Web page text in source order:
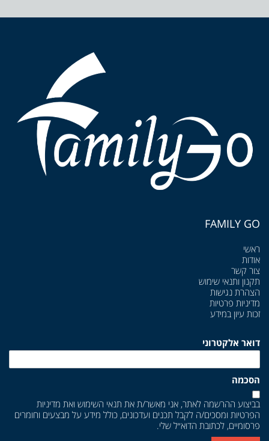
FAMILY GO
ראשי
אודות
צור קשר
תקנון ותנאי שימוש
הצהרת נגישות
מדיניות פרטיות
זכות עיון במידע
דואר אלקטרוני
הסכמה
בביצוע ההרשמה לאתר, אני מאשר/ת את תנאי השימוש ואת מדיניות
הפרטיות ומסכים/ה לקבל תכנים ועדכונים, כולל מידע על מבצעים וחומרים
פרסומיים, לכתובת הדוא״ל שלי.